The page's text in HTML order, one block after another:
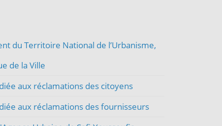
du Territoire National de l’Urbanisme,
de la Ville
aux réclamations des citoyens
aux réclamations des fournisseurs